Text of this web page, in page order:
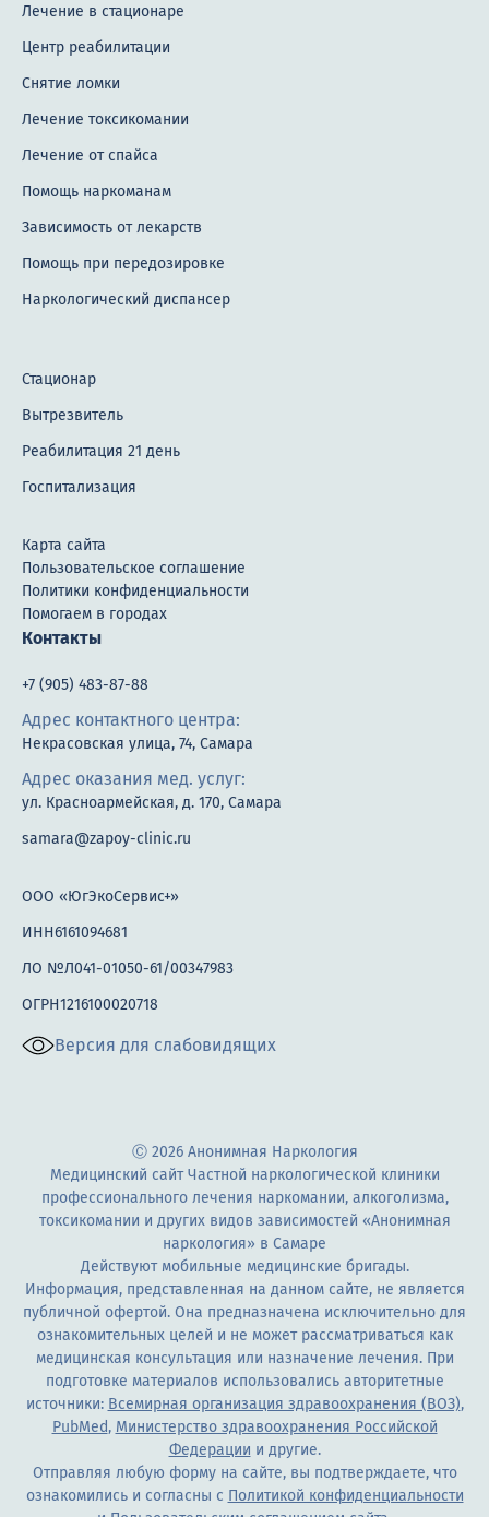
Карта сайта
Пользовательское соглашение
Политики конфиденциальности
Помогаем в городах
Контакты
+7 (905) 483-87-88
Адрес контактного центра:
Некрасовская улица, 74, Самара
Адрес оказания мед. услуг:
ул. Красноармейская, д. 170, Самара
samara@zapoy-clinic.ru
ООО «ЮгЭкоСервис+»
ИНН6161094681
ЛО №Л041-01050-61/00347983
ОГРН1216100020718
Версия для слабовидящих
Лечение в стационаре
Центр реабилитации
Снятие ломки
Лечение токсикомании
Лечение от спайса
Помощь наркоманам
Зависимость от лекарств
Помощь при передозировке
Наркологический диспансер
Стационар
Вытрезвитель
Реабилитация 21 день
Госпитализация
Ⓒ 2026 Анонимная Наркология
Медицинский сайт Частной наркологической клиники
профессионального лечения наркомании, алкоголизма,
токсикомании и других видов зависимостей «Анонимная
наркология» в Самаре
Действуют мобильные медицинские бригады.
Информация, представленная на данном сайте, не является
публичной офертой. Она предназначена исключительно для
ознакомительных целей и не может рассматриваться как
медицинская консультация или назначение лечения. При
подготовке материалов использовались авторитетные
источники: Всемирная организация здравоохранения (ВОЗ),
PubMed, Министерство здравоохранения Российской
Федерации и другие.
Отправляя любую форму на сайте, вы подтверждаете, что
ознакомились и согласны с Политикой конфиденциальности